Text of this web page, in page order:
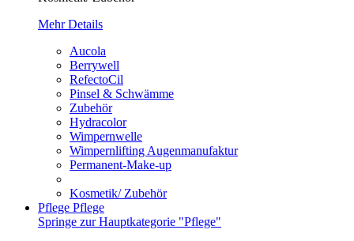
Mehr Details
Aucola
Berrywell
RefectoCil
Pinsel & Schwämme
Zubehör
Hydracolor
Wimpernwelle
Wimpernlifting Augenmanufaktur
Permanent-Make-up
Kosmetik/ Zubehör
Pflege Pflege
Springe zur Hauptkategorie "Pflege"